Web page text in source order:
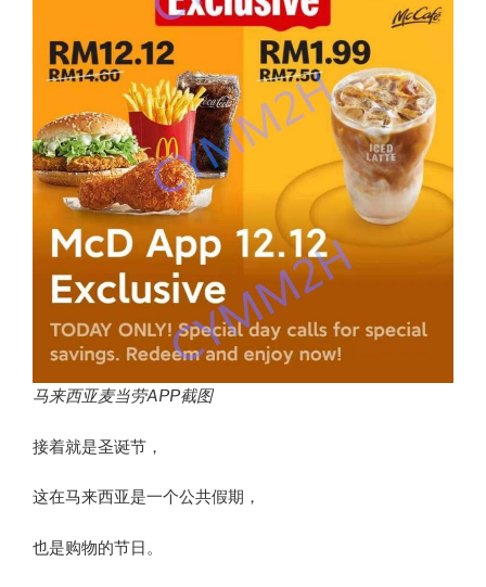
马来西亚麦当劳APP截图
接着就是圣诞节，
这在马来西亚是一个公共假期，
也是购物的节日。